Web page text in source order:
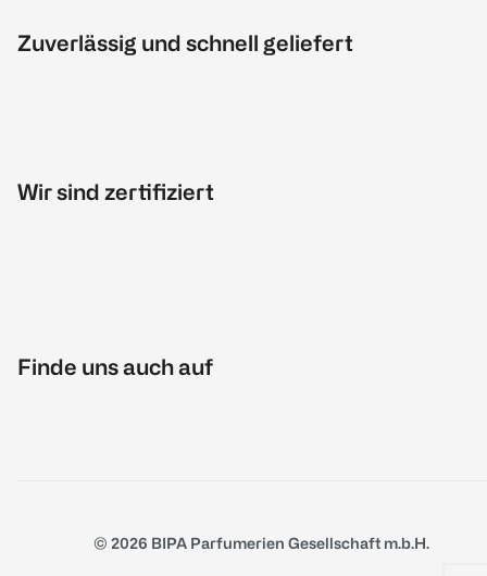
Zuverlässig und schnell geliefert
Wir sind zertifiziert
Finde uns auch auf
© 2026 BIPA Parfumerien Gesellschaft m.b.H.